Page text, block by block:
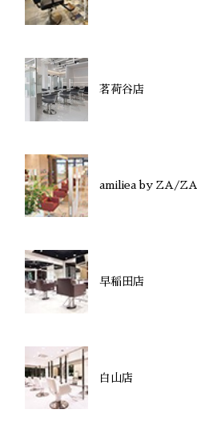
茗荷谷店
amiliea by ZA/ZA
早稲田店
白山店